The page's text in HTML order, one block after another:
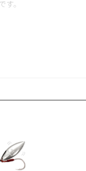
。